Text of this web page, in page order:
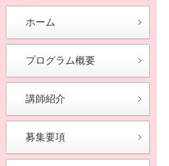
ホーム
プログラム概要
講師紹介
募集要項